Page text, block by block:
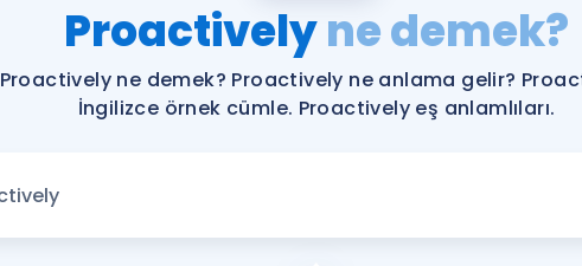
YDS ve YÖKDİL
YDS ve YÖKDİL'e
Tüm ÖSYM
Proactivelyne demek?
Proactively ne demek? Proactively ne anlama gelir?
İngilizce örnek cümle. Proactively eş anlamlıları.